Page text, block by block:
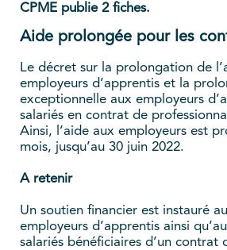
CPME publie 2 fiches.
Aide prolongée pour les
Le décret sur la prolongation de
employeurs d’apprentis et la
exceptionnelle aux employeurs
salariés en contrat de
Ainsi, l’aide aux employeurs est
mois, jusqu’au 30 juin 2022.
A retenir
Un soutien financier est instauré
employeurs d’apprentis ainsi
salariés bénéficiaires d’un contrat